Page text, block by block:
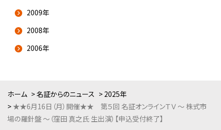
ホーム 名証からのニュース
2025年
★★6月16日（月）開催★★ 第５回 名証オンラインＴＶ ～ 株式市
場の羅針盤 ～（窪田 真之氏 生出演）【申込受付終了】
2009年
2008年
2006年